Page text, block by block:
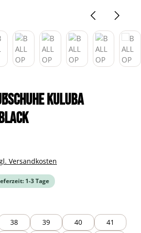
Kuluba
Versandkosten
1-3 Tage
38 39 40
41